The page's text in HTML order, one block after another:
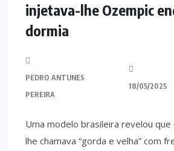
injetava-lhe Ozempic
dormia
PEDRO ANTUNES
PEREIRA
18/05/2025
Uma modelo brasileira revelou
lhe chamava “gorda e velha” com